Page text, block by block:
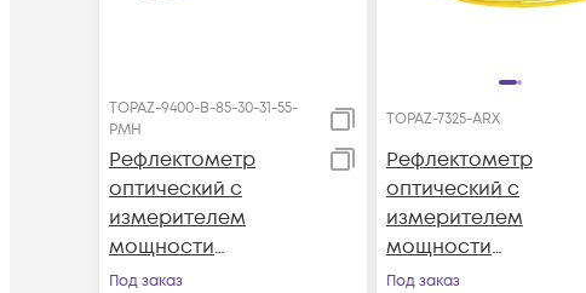
TOPAZ-9400-B-85-30-31-55-
PMH
Рефлектометр
оптический с
измерителем
мощности
ТОПАЗ-9400-B-85-30-
Под заказ
TOPAZ-7325-ARX
Рефлектометр
оптический с
измерителем
мощности
ТОПАЗ-7325-ARX
Под заказ